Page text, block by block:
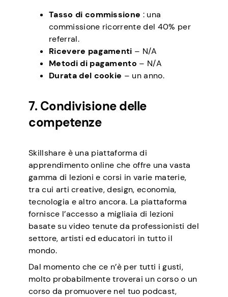
Tasso di commissione : una
commissione ricorrente del 40% per
referral.
Ricevere pagamenti – N/A
Metodi di pagamento – N/A
Durata del cookie – un anno.
7. Condivisione delle
competenze
Skillshare è una piattaforma di
apprendimento online che offre una vasta
gamma di lezioni e corsi in varie materie,
tra cui arti creative, design, economia,
tecnologia e altro ancora. La piattaforma
fornisce l’accesso a migliaia di lezioni
basate su video tenute da professionisti del
settore, artisti ed educatori in tutto il
mondo.
Dal momento che ce n’è per tutti i gusti,
molto probabilmente troverai un corso o un
corso da promuovere nel tuo podcast,